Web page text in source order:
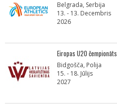
Belgrada, Serbija
13. - 13. Decembris
2026
Eiropas U20 čempionāts
Bidgošča, Polija
15. - 18. Jūlijs
2027